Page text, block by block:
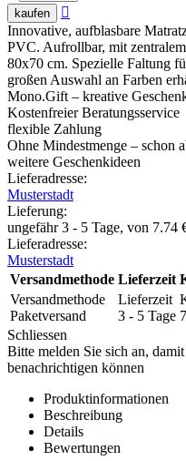
kaufen

Innovative, aufblasbare
PVC. Aufrollbar, mit
80x70 cm. Spezielle Faltung
großen Auswahl an Farben
Mono.Gift – kreative
Kostenfreier Beratungsservice
flexible Zahlung
Ohne Mindestmenge – schon
weitere Geschenkideen
Lieferadresse:
Musterstadt
Lieferung:
ungefähr 3 - 5 Tage, von 7.74
Lieferadresse:
Musterstadt
Versandmethode Lieferzeit
Versandmethode
Paketversand
Lieferzeit
3 - 5 Tage
Schliessen
Bitte melden Sie sich an,
benachrichtigen können
Produktinformationen
Beschreibung
Details
Bewertungen